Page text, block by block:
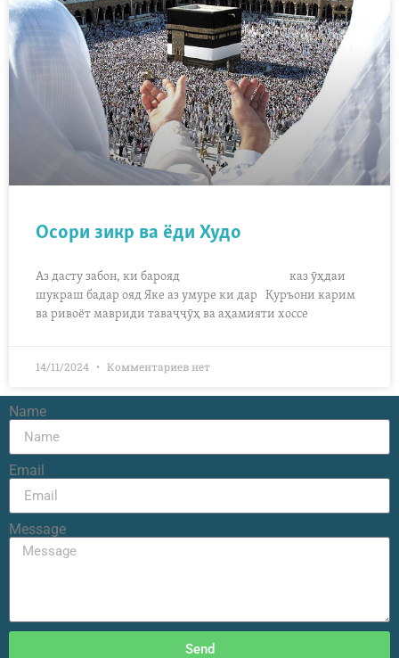
Осори зикр ва ёди Худо
Аз дасту забон, ки барояд каз ӯҳдаи
шукраш бадар ояд Яке аз умуре ки дар Қуръони карим
ва ривоёт мавриди таваҷҷӯҳ ва аҳамияти хоссе
14/11/2024 Комментариев нет
Name
Email
Message
Send